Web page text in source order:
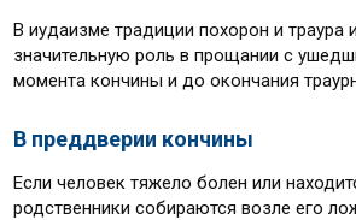
В иудаизме традиции похорон и траура
значительную роль в прощании с
момента кончины и до окончания
В преддверии кончины
Если человек тяжело болен или
родственники собираются возле его